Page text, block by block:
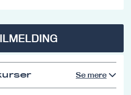
Se mere